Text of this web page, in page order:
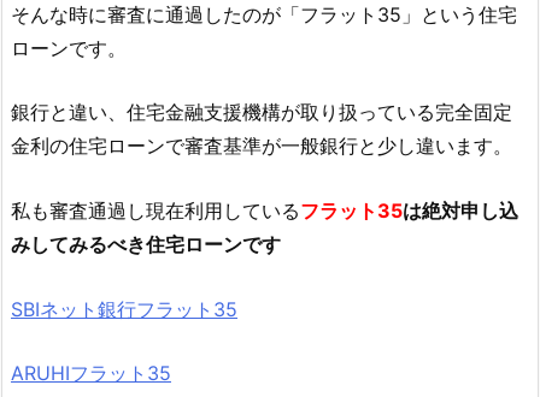
そんな時に審査に通過したのが「フラット35」という住宅
ローンです。
銀行と違い、住宅金融支援機構が取り扱っている完全固定
金利の住宅ローンで審査基準が一般銀行と少し違います。
私も審査通過し現在利用しているフラット35は絶対申し込
みしてみるべき住宅ローンです
SBIネット銀行フラット35
ARUHIフラット35